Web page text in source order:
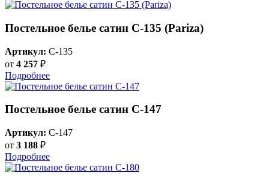
Постельное белье сатин С-135 (Pariza)
Артикул: C-135
от 4 257 ₽
Подробнее
Постельное белье сатин С-147
Артикул: C-147
от 3 188 ₽
Подробнее